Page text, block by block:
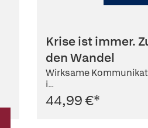
Krise ist immer.
den Wandel
Wirksame
i...
44,99 €*